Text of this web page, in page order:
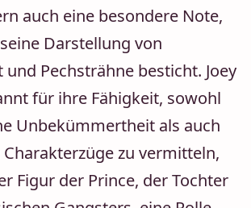
auch eine besondere Note,
Darstellung von
und Pechsträhne besticht. Joey
für ihre Fähigkeit, sowohl
Unbekümmertheit als auch
zu vermitteln,
Figur der Prince, der Tochter